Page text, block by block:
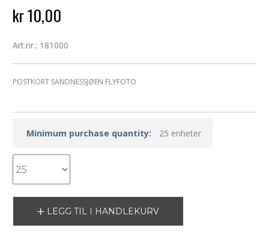
kr 10,00
Art.nr.: 181000
POSTKORT SANDNESSJØEN FLYFOTO
Minimum purchase quantity: 25 enheter
LEGG TIL I HANDLEKURV